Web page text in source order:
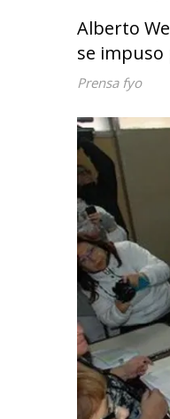
Alberto
se
Prensa fyo